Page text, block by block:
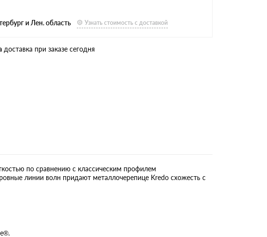
и Лен. область Узнать стоимость с доставкой
доставка при заказе сегодня
по сравнению с классическим профилем
линии волн придают металлочерепице Kredo схожесть с